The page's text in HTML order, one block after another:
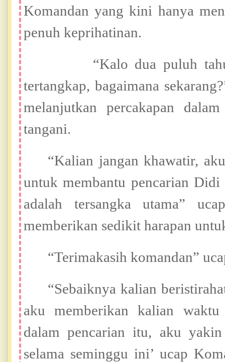
Komandan yang kini hanya
penuh keprihatinan.
“Kalo dua puluh tahun
tertangkap, bagaimana
melanjutkan percakapan
tangani.
“Kalian jangan khawatir,
untuk membantu pencarian
adalah tersangka utama”
memberikan sedikit harapan
“Terimakasih komandan”
“Sebaiknya kalian
aku memberikan kalian
dalam pencarian itu, aku
selama seminggu ini’ ucap